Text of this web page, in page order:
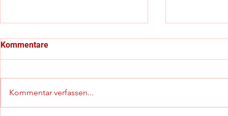
Kommentare
Kommentar verfassen...